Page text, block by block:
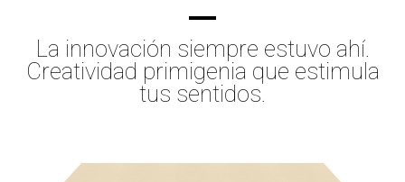
La innovación siempre estuvo ahí.
Creatividad primigenia que estimula
tus sentidos.